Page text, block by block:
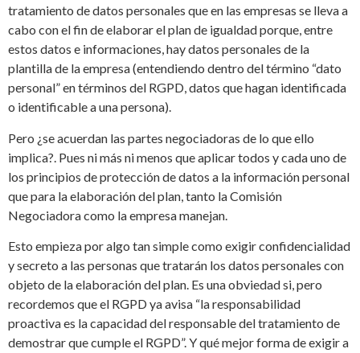
tratamiento de datos personales que en las empresas se lleva a
cabo con el fin de elaborar el plan de igualdad porque, entre
estos datos e informaciones, hay datos personales de la
plantilla de la empresa (entendiendo dentro del término “dato
personal” en términos del RGPD, datos que hagan identificada
o identificable a una persona).
Pero ¿se acuerdan las partes negociadoras de lo que ello
implica?. Pues ni más ni menos que aplicar todos y cada uno de
los principios de protección de datos a la información personal
que para la elaboración del plan, tanto la Comisión
Negociadora como la empresa manejan.
Esto empieza por algo tan simple como exigir confidencialidad
y secreto a las personas que tratarán los datos personales con
objeto de la elaboración del plan. Es una obviedad si, pero
recordemos que el RGPD ya avisa “la responsabilidad
proactiva es la capacidad del responsable del tratamiento de
demostrar que cumple el RGPD”. Y qué mejor forma de exigir a